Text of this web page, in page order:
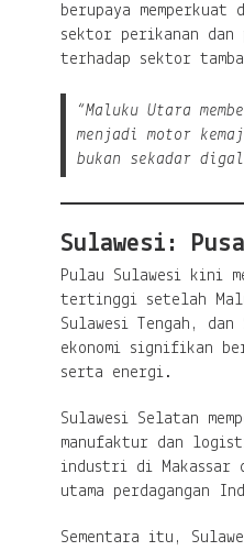
berupaya memperkuat
sektor perikanan dan
terhadap sektor
“Maluku Utara
menjadi motor
bukan sekadar
Sulawesi:
Pulau Sulawesi kini
tertinggi setelah
Sulawesi Tengah, dan
ekonomi signifikan
serta energi.
Sulawesi Selatan
manufaktur dan
industri di Makassar
utama perdagangan
Sementara itu,